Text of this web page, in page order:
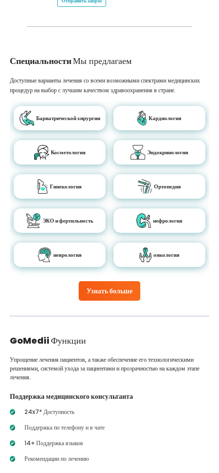
СпециальностиМы предлагаем
Узнать больше
Доступные варианты лечения со всеми возможными спектрами медицинских
процедур на выбор с лучшим качеством здравоохранения в стране.
Бариатрической хирургии Кардиология
Косметология Эндокринология
Гинекология Ортопедия
ЭКО и фертильность нефрология
неврология онкология
GoMediiФункции
Упрощение лечения пациентов, а также обеспечение его технологическими
решениями, системой ухода за пациентами и прозрачностью на каждом этапе
лечения.
Поддержка медицинского консультанта
24x7* Доступность
Поддержка по телефону и в чате
14+ Поддержка языков
Рекомендации по лечению